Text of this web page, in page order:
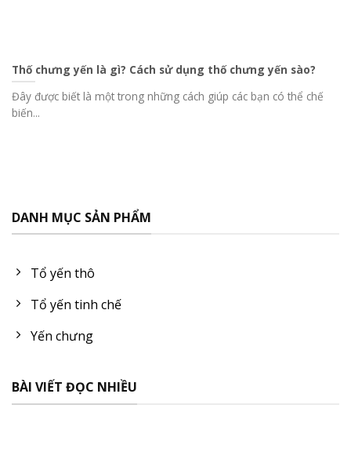
Thố chưng yến là gì? Cách sử dụng thố chưng yến sào?
Đây được biết là một trong những cách giúp các bạn có thể chế
biến...
DANH MỤC SẢN PHẨM
Tổ yến thô
Tổ yến tinh chế
Yến chưng
BÀI VIẾT ĐỌC NHIỀU